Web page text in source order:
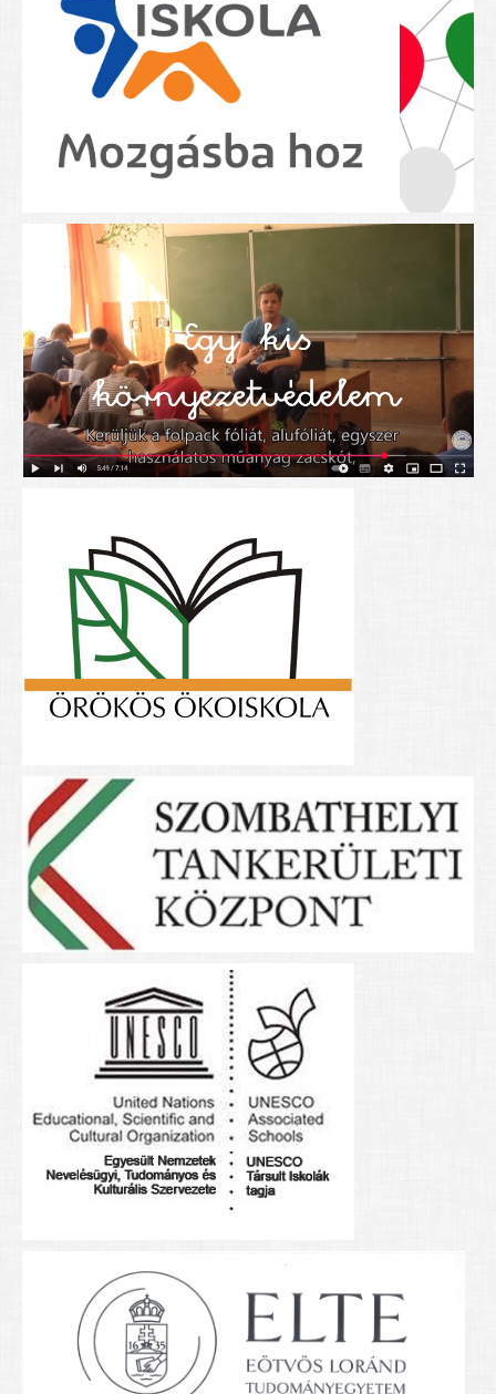
Felsős taneszközlista
BEISKOLÁZÁS 2026